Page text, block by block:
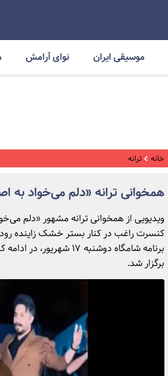
موسیقی ایران نوای آرامش
خانه ترانه
همخوانی ترانه «دلم می‌خواد به
ویدیویی از همخوانی ترانه مشهور «دلم
کنسرت راغب در کنار بستر خشک زاینده
برنامه شامگاه دوشنبه
برگزار شد.